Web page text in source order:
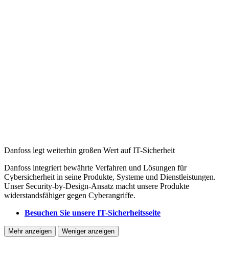
Danfoss legt weiterhin großen Wert auf IT-Sicherheit
Danfoss integriert bewährte Verfahren und Lösungen für
Cybersicherheit in seine Produkte, Systeme und Dienstleistungen.
Unser Security-by-Design-Ansatz macht unsere Produkte
widerstandsfähiger gegen Cyberangriffe.
Besuchen Sie unsere IT-Sicherheitsseite
Mehr anzeigen Weniger anzeigen